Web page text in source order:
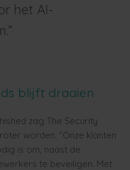
het AI-
blijft draaien
zag The Security
worden. “Onze klanten
is om, naast de
te beveiligen. Met